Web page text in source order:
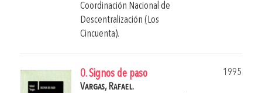
Coordinación Nacional de
Descentralización (Los
Cincuenta).
0. Signos de paso
1995
Vargas, Rafael.